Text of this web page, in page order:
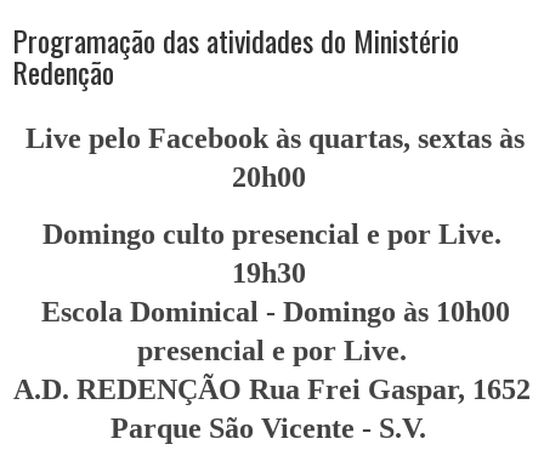
Programação das atividades do Ministério
Redenção
Live pelo Facebook às quartas, sextas às
20h00
Domingo culto presencial e por Live.
19h30
Escola Dominical - Domingo às 10h00
presencial e por Live.
A.D. REDENÇÃO Rua Frei Gaspar, 1652
Parque São Vicente - S.V.